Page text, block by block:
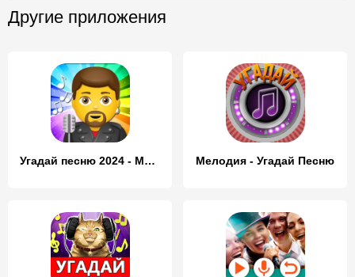
Другие приложения
Угадай песню 2024 - Мелодию Мелодия - Угадай Песню